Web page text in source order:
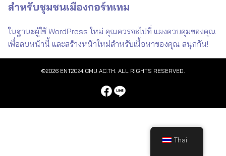
สำหรับชุมชนเมืองกอร์ทเทม
ในฐานะผู้ใช้ WordPress ใหม่ คุณควรจะไปที่ แผงควบคุมของคุณ
เพื่อลบหน้านี้ และสร้างหน้าใหม่สำหรับเนื้อหาของคุณ สนุกกัน!
©2026 ENT2024.CMU.AC.TH. ALL RIGHTS RESERVED.
Thai